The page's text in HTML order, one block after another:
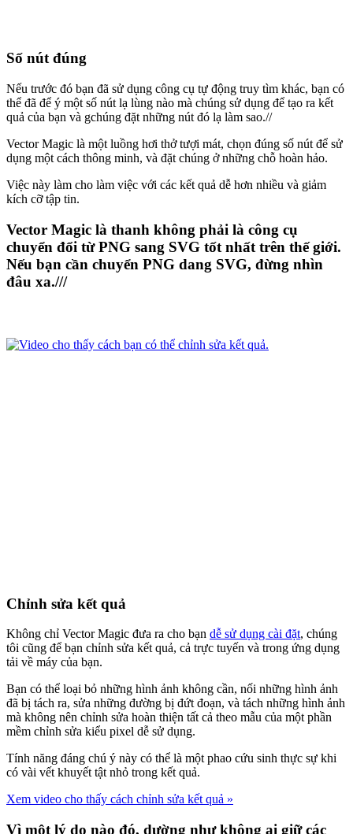
Số nút đúng
Nếu trước đó bạn đã sử dụng công cụ tự động truy tìm khác, bạn có
thể đã để ý một số nút lạ lùng nào mà chúng sử dụng để tạo ra kết
quả của bạn và gchúng đặt những nút đó lạ làm sao.//
Vector Magic là một luồng hơi thở tượi mát, chọn đúng số nút để sử
dụng một cách thông minh, và đặt chúng ở những chỗ hoàn hảo.
Việc này làm cho làm việc với các kết quả dễ hơn nhiều và giảm
kích cỡ tập tin.
Vector Magic là thanh không phải là công cụ
chuyển đổi từ PNG sang SVG tốt nhất trên thế giới.
Nếu bạn cần chuyển PNG dang SVG, đừng nhìn
đâu xa.///
Chỉnh sửa kết quả
Không chỉ Vector Magic đưa ra cho bạn dễ sử dụng cài đặt, chúng
tôi cũng để bạn chỉnh sửa kết quả, cả trực tuyến và trong ứng dụng
tải về máy của bạn.
Bạn có thể loại bỏ những hình ảnh không cần, nối những hình ảnh
đã bị tách ra, sửa những đường bị đứt đoạn, và tách những hình ảnh
mà không nên chỉnh sửa hoàn thiện tất cả theo mẫu của một phần
mềm chỉnh sửa kiểu pixel dễ sử dụng.
Tính năng đáng chú ý này có thể là một phao cứu sinh thực sự khi
có vài vết khuyết tật nhỏ trong kết quả.
Xem video cho thấy cách chỉnh sửa kết quả »
Vì một lý do nào đó, dường như không ai giữ các